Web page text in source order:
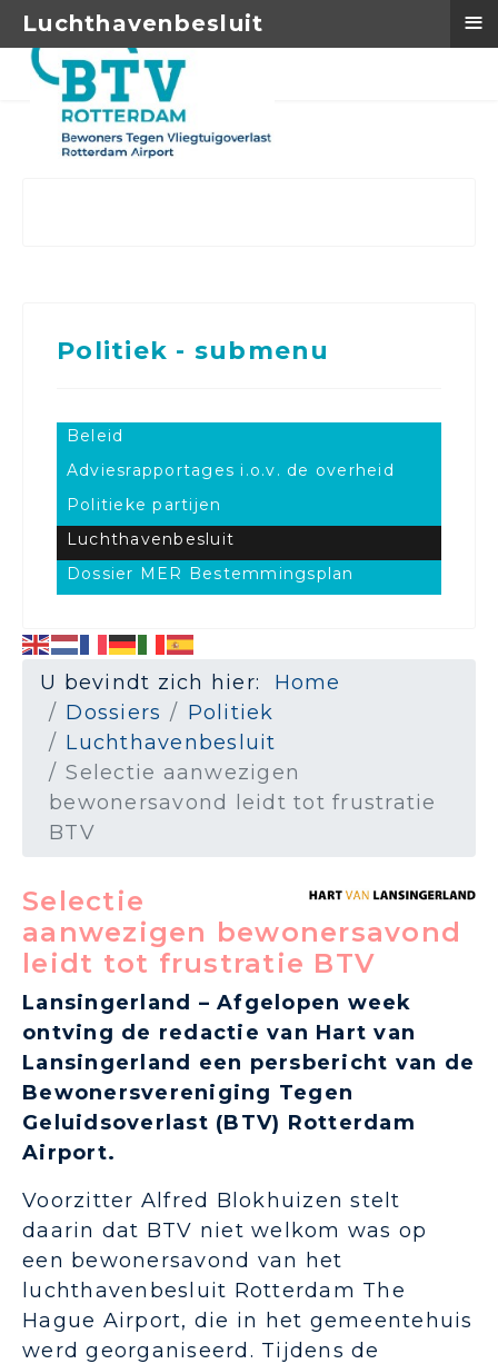
Politiek - submenu
Beleid
Adviesrapportages i.o.v. de overheid
Politieke partijen
Luchthavenbesluit
Dossier MER Bestemmingsplan
U bevindt zich hier: Home
Dossiers
Politiek
Luchthavenbesluit
Selectie aanwezigen
bewonersavond leidt tot frustratie
BTV
Selectie
aanwezigen bewonersavond
leidt tot frustratie BTV
Lansingerland – Afgelopen week
ontving de redactie van Hart van
Lansingerland een persbericht van de
Bewonersvereniging Tegen
Geluidsoverlast (BTV) Rotterdam
Airport.
Voorzitter Alfred Blokhuizen stelt
daarin dat BTV niet welkom was op
een bewonersavond van het
luchthavenbesluit Rotterdam The
Hague Airport, die in het gemeentehuis
werd georganiseerd. Tijdens de
Luchthavenbesluit ≡